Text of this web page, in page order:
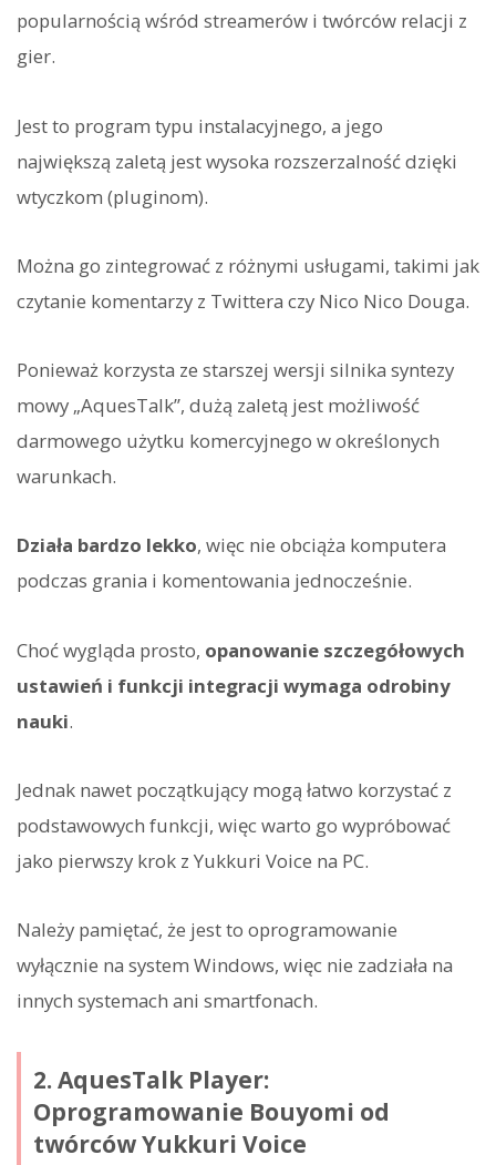
popularnością wśród streamerów i twórców relacji z
gier.
Jest to program typu instalacyjnego, a jego
największą zaletą jest wysoka rozszerzalność dzięki
wtyczkom (pluginom).
Można go zintegrować z różnymi usługami, takimi jak
czytanie komentarzy z Twittera czy Nico Nico Douga.
Ponieważ korzysta ze starszej wersji silnika syntezy
mowy „AquesTalk”, dużą zaletą jest możliwość
darmowego użytku komercyjnego w określonych
warunkach.
Działa bardzo lekko, więc nie obciąża komputera
podczas grania i komentowania jednocześnie.
Choć wygląda prosto, opanowanie szczegółowych
ustawień i funkcji integracji wymaga odrobiny
nauki.
Jednak nawet początkujący mogą łatwo korzystać z
podstawowych funkcji, więc warto go wypróbować
jako pierwszy krok z Yukkuri Voice na PC.
Należy pamiętać, że jest to oprogramowanie
wyłącznie na system Windows, więc nie zadziała na
innych systemach ani smartfonach.
2. AquesTalk Player:
Oprogramowanie Bouyomi od
twórców Yukkuri Voice